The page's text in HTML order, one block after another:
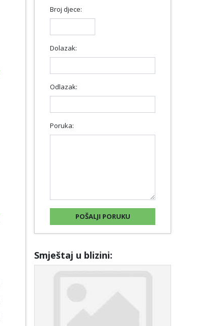
Broj djece:
Dolazak:
Odlazak:
Poruka:
Smještaj u blizini: